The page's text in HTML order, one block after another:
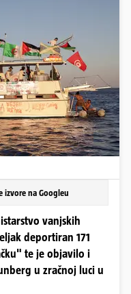
izvore na Googleu
vanjskih
deportiran 171
te je objavilo i
u zračnoj luci u